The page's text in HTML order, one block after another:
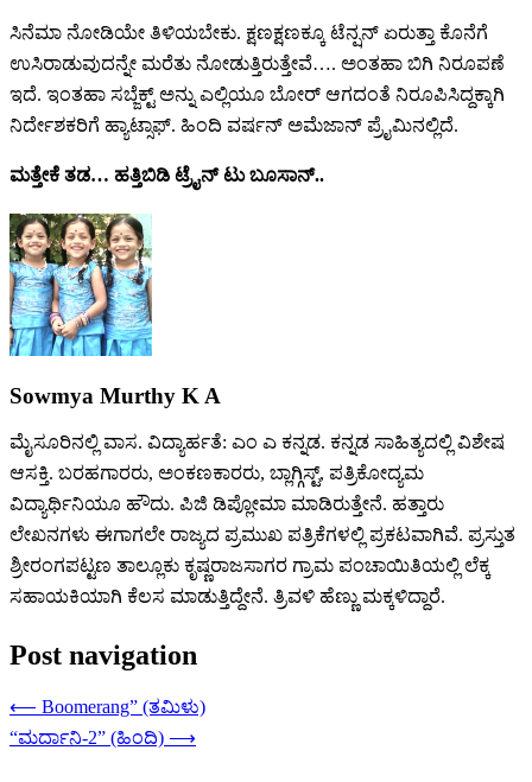
ಸಿನೆಮಾ ನೋಡಿಯೇ ತಿಳಿಯಬೇಕು. ಕ್ಷಣಕ್ಷಣಕ್ಕೂ ಟೆನ್ಷನ್ ಏರುತ್ತಾ ಕೊನೆಗೆ
ಉಸಿರಾಡುವುದನ್ನೇ ಮರೆತು ನೋಡುತ್ತಿರುತ್ತೇವೆ…. ಅಂತಹಾ ಬಿಗಿ ನಿರೂಪಣೆ
ಇದೆ. ಇಂತಹಾ ಸಬ್ಜೆಕ್ಟ್ ಅನ್ನು ಎಲ್ಲಿಯೂ ಬೋರ್ ಆಗದಂತೆ ನಿರೂಪಿಸಿದ್ದಕ್ಕಾಗಿ
ನಿರ್ದೇಶಕರಿಗೆ ಹ್ಯಾಟ್ಸಾಫ್. ಹಿಂದಿ ವರ್ಷನ್ ಅಮೆಜಾನ್ ಪ್ರೈಮಿನಲ್ಲಿದೆ.
ಮತ್ತೇಕೆ ತಡ…‌ ಹತ್ತಿಬಿಡಿ ಟ್ರೈನ್ ಟು ಬೂಸಾನ್..
Sowmya Murthy K A
ಮೈಸೂರಿನಲ್ಲಿ ವಾಸ. ವಿದ್ಯಾರ್ಹತೆ: ಎಂ ಎ ಕನ್ನಡ. ಕನ್ನಡ ಸಾಹಿತ್ಯದಲ್ಲಿ ವಿಶೇಷ
ಆಸಕ್ತಿ. ಬರಹಗಾರರು, ಅಂಕಣಕಾರರು, ಬ್ಲಾಗ್ಗಿಸ್ಟ್, ಪತ್ರಿಕೋದ್ಯಮ
ವಿದ್ಯಾರ್ಥಿನಿಯೂ ಹೌದು. ಪಿಜಿ ಡಿಪ್ಲೋಮಾ ಮಾಡಿರುತ್ತೇನೆ. ಹತ್ತಾರು
ಲೇಖನಗಳು ಈಗಾಗಲೇ ರಾಜ್ಯದ ಪ್ರಮುಖ ಪತ್ರಿಕೆಗಳಲ್ಲಿ ಪ್ರಕಟವಾಗಿವೆ. ಪ್ರಸ್ತುತ
ಶ್ರೀರಂಗಪಟ್ಟಣ ತಾಲ್ಲೂಕು ಕೃಷ್ಣರಾಜಸಾಗರ ಗ್ರಾಮ ಪಂಚಾಯಿತಿಯಲ್ಲಿ ಲೆಕ್ಕ
ಸಹಾಯಕಿಯಾಗಿ ಕೆಲಸ ಮಾಡುತ್ತಿದ್ದೇನೆ. ತ್ರಿವಳಿ ಹೆಣ್ಣು ಮಕ್ಕಳಿದ್ದಾರೆ.
Post navigation
⟵ Boomerang” (ತಮಿಳು)
“ಮರ್ದಾನಿ-2” (ಹಿಂದಿ) ⟶